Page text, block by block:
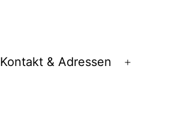
Kontakt & Adressen